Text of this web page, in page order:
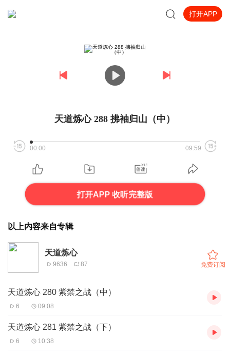
打开APP
天道炼心 288 拂袖归山（中）
00:00 09:59
打开APP 收听完整版
以上内容来自专辑
天道炼心
9636 87 免费订阅
天道炼心 280 紫禁之战（中）
6 09:08
天道炼心 281 紫禁之战（下）
6 10:38